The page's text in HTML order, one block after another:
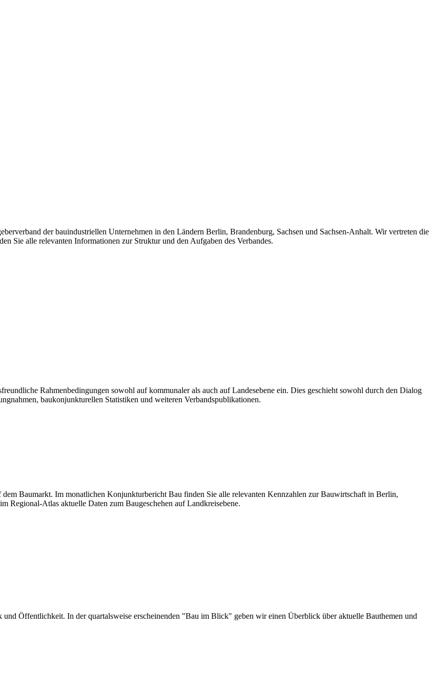
der bauindustriellen Unternehmen in den Ländern Berlin, Brandenburg, Sachsen und Sachsen-Anhalt. Wir vertreten die
Sie alle relevanten Informationen zur Struktur und den Aufgaben des Verbandes.
Rahmenbedingungen sowohl auf kommunaler als auch auf Landesebene ein. Dies geschieht sowohl durch den Dialog
baukonjunkturellen Statistiken und weiteren Verbandspublikationen.
Baumarkt. Im monatlichen Konjunkturbericht Bau finden Sie alle relevanten Kennzahlen zur Bauwirtschaft in Berlin,
Regional-Atlas aktuelle Daten zum Baugeschehen auf Landkreisebene.
Öffentlichkeit. In der quartalsweise erscheinenden "Bau im Blick" geben wir einen Überblick über aktuelle Bauthemen und